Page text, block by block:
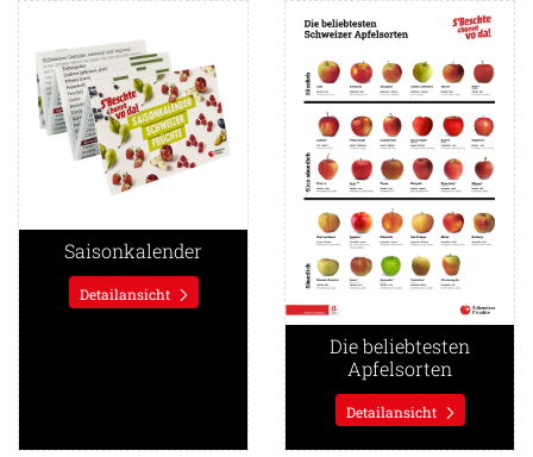
Saisonkalender
Detailansicht
Detailansicht Saisonkalender
Die beliebtesten
Apfelsorten
Detailansicht
Detailansicht Die